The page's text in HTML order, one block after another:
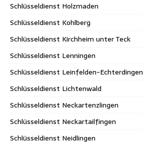
Schlüsseldienst Holzmaden
Schlüsseldienst Kohlberg
Schlüsseldienst Kirchheim unter Teck
Schlüsseldienst Lenningen
Schlüsseldienst Leinfelden-Echterdingen
Schlüsseldienst Lichtenwald
Schlüsseldienst Neckartenzlingen
Schlüsseldienst Neckartailfingen
Schlüsseldienst Neidlingen